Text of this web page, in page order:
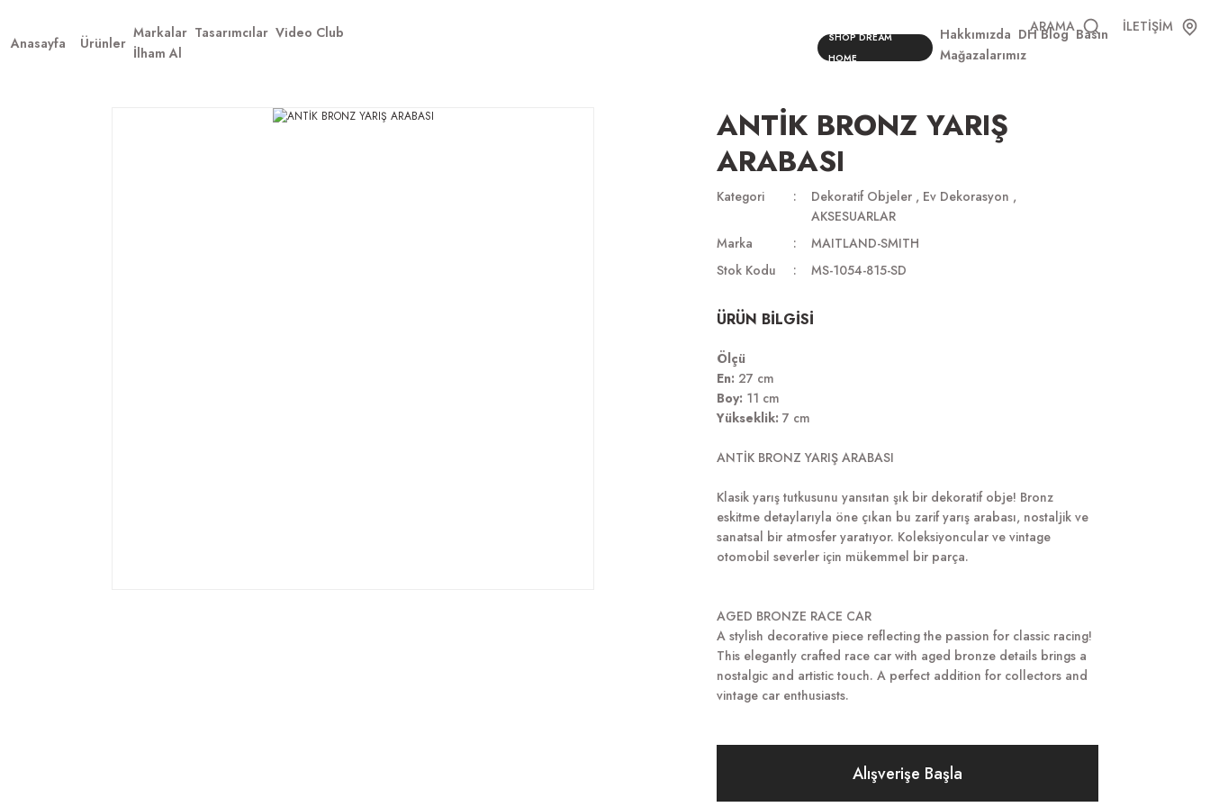
ARAMA
İLETİŞİM
Anasayfa
Ürünler
Markalar Tasarımcılar Video Club
İlham Al
SHOP DREAM
HOME
Hakkımızda DH Blog Basın
Mağazalarımız
ANTİK BRONZ YARIŞ
ARABASI
Kategori Dekoratif Objeler , Ev Dekorasyon ,
AKSESUARLAR
Marka
MAITLAND-SMITH
Stok Kodu
MS-1054-815-SD
ÜRÜN BİLGİSİ
Ölçü
En: 27 cm
Boy: 11 cm
Yükseklik: 7 cm
ANTİK BRONZ YARIŞ ARABASI
Klasik yarış tutkusunu yansıtan şık bir dekoratif obje! Bronz
eskitme detaylarıyla öne çıkan bu zarif yarış arabası, nostaljik ve
sanatsal bir atmosfer yaratıyor. Koleksiyoncular ve vintage
otomobil severler için mükemmel bir parça.
AGED BRONZE RACE CAR
A stylish decorative piece reflecting the passion for classic racing!
This elegantly crafted race car with aged bronze details brings a
nostalgic and artistic touch. A perfect addition for collectors and
vintage car enthusiasts.
Alışverişe Başla